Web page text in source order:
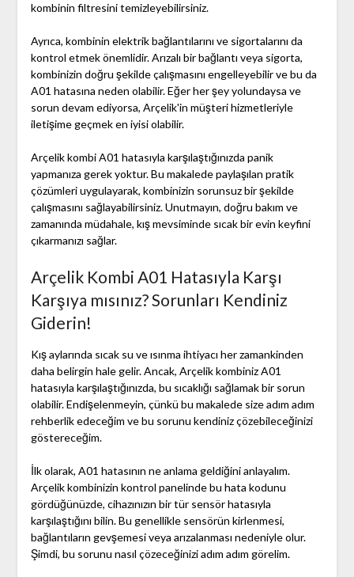
kombinin filtresini temizleyebilirsiniz.
Ayrıca, kombinin elektrik bağlantılarını ve sigortalarını da
kontrol etmek önemlidir. Arızalı bir bağlantı veya sigorta,
kombinizin doğru şekilde çalışmasını engelleyebilir ve bu da
A01 hatasına neden olabilir. Eğer her şey yolundaysa ve
sorun devam ediyorsa, Arçelik'in müşteri hizmetleriyle
iletişime geçmek en iyisi olabilir.
Arçelik kombi A01 hatasıyla karşılaştığınızda panik
yapmanıza gerek yoktur. Bu makalede paylaşılan pratik
çözümleri uygulayarak, kombinizin sorunsuz bir şekilde
çalışmasını sağlayabilirsiniz. Unutmayın, doğru bakım ve
zamanında müdahale, kış mevsiminde sıcak bir evin keyfini
çıkarmanızı sağlar.
Arçelik Kombi A01 Hatasıyla Karşı
Karşıya mısınız? Sorunları Kendiniz
Giderin!
Kış aylarında sıcak su ve ısınma ihtiyacı her zamankinden
daha belirgin hale gelir. Ancak, Arçelik kombiniz A01
hatasıyla karşılaştığınızda, bu sıcaklığı sağlamak bir sorun
olabilir. Endişelenmeyin, çünkü bu makalede size adım adım
rehberlik edeceğim ve bu sorunu kendiniz çözebileceğinizi
göstereceğim.
İlk olarak, A01 hatasının ne anlama geldiğini anlayalım.
Arçelik kombinizin kontrol panelinde bu hata kodunu
gördüğünüzde, cihazınızın bir tür sensör hatasıyla
karşılaştığını bilin. Bu genellikle sensörün kirlenmesi,
bağlantıların gevşemesi veya arızalanması nedeniyle olur.
Şimdi, bu sorunu nasıl çözeceğinizi adım adım görelim.